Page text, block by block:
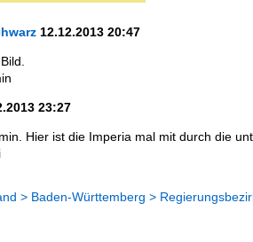
12.12.2013 20:47
23:27
Hier ist die Imperia mal mit durch die
> Baden-Württemberg >